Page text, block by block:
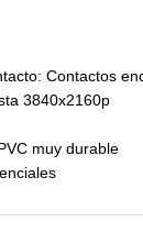
Contactos
3840x2160p
muy durable